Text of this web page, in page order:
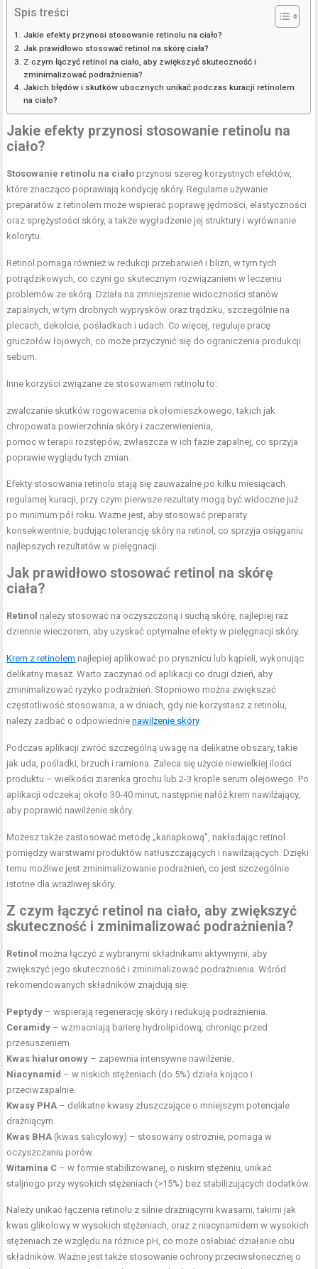
Spis treści
Jakie efekty przynosi stosowanie retinolu na ciało?
Jak prawidłowo stosować retinol na skórę ciała?
Z czym łączyć retinol na ciało, aby zwiększyć skuteczność i
zminimalizować podrażnienia?
Jakich błędów i skutków ubocznych unikać podczas kuracji retinolem
na ciało?
Jakie efekty przynosi stosowanie retinolu na
ciało?
Stosowanie retinolu na ciało przynosi szereg korzystnych efektów,
które znacząco poprawiają kondycję skóry. Regularne używanie
preparatów z retinolem może wspierać poprawę jędrności, elastyczności
oraz sprężystości skóry, a także wygładzenie jej struktury i wyrównanie
kolorytu.
Retinol pomaga również w redukcji przebarwień i blizn, w tym tych
potrądzikowych, co czyni go skutecznym rozwiązaniem w leczeniu
problemów ze skórą. Działa na zmniejszenie widoczności stanów
zapalnych, w tym drobnych wyprysków oraz trądziku, szczególnie na
plecach, dekolcie, pośladkach i udach. Co więcej, reguluje pracę
gruczołów łojowych, co może przyczynić się do ograniczenia produkcji
sebum.
Inne korzyści związane ze stosowaniem retinolu to:
zwalczanie skutków rogowacenia okołomieszkowego, takich jak
chropowata powierzchnia skóry i zaczerwienienia,
pomoc w terapii rozstępów, zwłaszcza w ich fazie zapalnej, co sprzyja
poprawie wyglądu tych zmian.
Efekty stosowania retinolu stają się zauważalne po kilku miesiącach
regularnej kuracji, przy czym pierwsze rezultaty mogą być widoczne już
po minimum pół roku. Ważne jest, aby stosować preparaty
konsekwentnie, budując tolerancję skóry na retinol, co sprzyja osiąganiu
najlepszych rezultatów w pielęgnacji.
Jak prawidłowo stosować retinol na skórę
ciała?
Retinol należy stosować na oczyszczoną i suchą skórę, najlepiej raz
dziennie wieczorem, aby uzyskać optymalne efekty w pielęgnacji skóry.
Krem z retinolem najlepiej aplikować po prysznicu lub kąpieli, wykonując
delikatny masaż. Warto zaczynać od aplikacji co drugi dzień, aby
zminimalizować ryzyko podrażnień. Stopniowo można zwiększać
częstotliwość stosowania, a w dniach, gdy nie korzystasz z retinolu,
należy zadbać o odpowiednienawilżenie skóry.
Podczas aplikacji zwróć szczególną uwagę na delikatne obszary, takie
jak uda, pośladki, brzuch i ramiona. Zaleca się użycie niewielkiej ilości
produktu – wielkości ziarenka grochu lub 2-3 krople serum olejowego. Po
aplikacji odczekaj około 30-40 minut, następnie nałóż krem nawilżający,
aby poprawić nawilżenie skóry.
Możesz także zastosować metodę „kanapkową”, nakładając retinol
pomiędzy warstwami produktów natłuszczających i nawilżających. Dzięki
temu możliwe jest zminimalizowanie podrażnień, co jest szczególnie
istotne dla wrażliwej skóry.
Z czym łączyć retinol na ciało, aby zwiększyć
skuteczność i zminimalizować podrażnienia?
Retinol można łączyć z wybranymi składnikami aktywnymi, aby
zwiększyć jego skuteczność i zminimalizować podrażnienia. Wśród
rekomendowanych składników znajdują się:
Peptydy – wspierają regenerację skóry i redukują podrażnienia.
Ceramidy – wzmacniają barierę hydrolipidową, chroniąc przed
przesuszeniem.
Kwas hialuronowy – zapewnia intensywne nawilżenie.
Niacynamid – w niskich stężeniach (do 5%) działa kojąco i
przeciwzapalnie.
Kwasy PHA – delikatne kwasy złuszczające o mniejszym potencjale
drażniącym.
Kwas BHA (kwas salicylowy) – stosowany ostrożnie, pomaga w
oczyszczaniu porów.
Witamina C – w formie stabilizowanej, o niskim stężeniu, unikać
staljnogo przy wysokich stężeniach (>15%) bez stabilizujących dodatków.
Należy unikać łączenia retinolu z silnie drażniącymi kwasami, takimi jak
kwas glikolowy w wysokich stężeniach, oraz z niacynamidem w wysokich
stężeniach ze względu na różnice pH, co może osłabiać działanie obu
składników. Ważne jest także stosowanie ochrony przeciwsłonecznej o